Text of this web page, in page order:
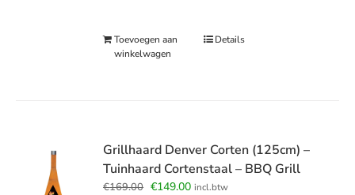
Toevoegen aan
winkelwagen
Details
Grillhaard Denver Corten (125cm) –
Tuinhaard Cortenstaal – BBQ Grill
€169.00 Oorspronkelijke
€149.00Huidige
incl.btw